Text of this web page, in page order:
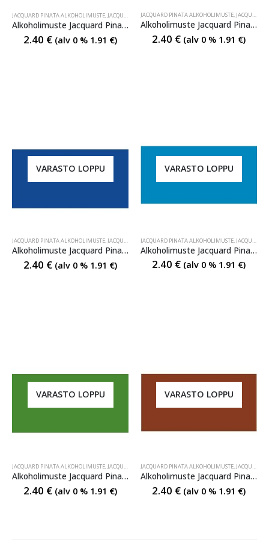
JACQUARD PINATA ALKOHOLIMUSTE, JACQUARD PINATA ALKOHOLIMUSTE ,JACQUARD PINATA
Alkoholimuste Jacquard Pinata 011 Senorita Magenta
2.40 € (alv 0 % 1.91 €)
JACQUARD PINATA ALKOHOLIMUSTE, JACQUARD PINATA ALKOHOLIMUSTE
Alkoholimuste Jacquard Pinata 013 Passion Purple
2.40 € (alv 0 % 1.91 €)
VARASTO LOPPU
JACQUARD PINATA ALKOHOLIMUSTE, JACQUARD PINATA ALKOHOLIMUSTE ,JACQUARD PINATA
Alkoholimuste Jacquard Pinata 017 Sapphire Blue
2.40 € (alv 0 % 1.91 €)
VARASTO LOPPU
JACQUARD PINATA ALKOHOLIMUSTE, JACQUARD PINATA ALKOHOLIMUSTE
Alkoholimuste Jacquard Pinata 019 Baja Blue
2.40 € (alv 0 % 1.91 €)
VARASTO LOPPU
JACQUARD PINATA ALKOHOLIMUSTE, JACQUARD PINATA ALKOHOLIMUSTE ,JACQUARD PINATA
Alkoholimuste Jacquard Pinata 021 Lime Green
2.40 € (alv 0 % 1.91 €)
VARASTO LOPPU
JACQUARD PINATA ALKOHOLIMUSTE, JACQUARD PINATA ALKOHOLIMUSTE
Alkoholimuste Jacquard Pinata 025 Burro Brown
2.40 € (alv 0 % 1.91 €)